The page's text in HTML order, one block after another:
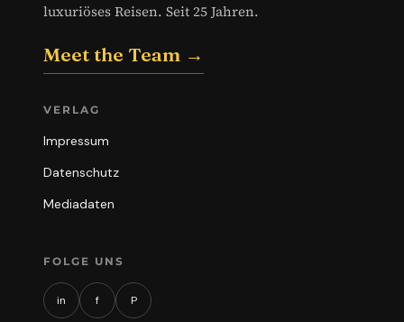
luxuriöses Reisen. Seit 25 Jahren.
Meet the Team →
VERLAG
Impressum
Datenschutz
Mediadaten
FOLGE UNS
in f P